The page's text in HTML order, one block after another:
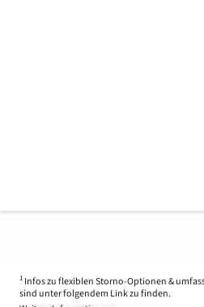
1 Infos zu flexiblen Storno-Optionen &
sind unter folgendem Link zu finden.